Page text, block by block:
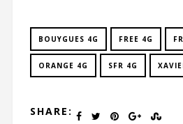
BOUYGUES 4G FREE 4G
ORANGE 4G SFR 4G
SHARE: